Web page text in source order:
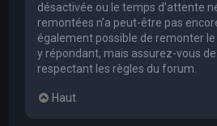
désactivée ou le temps d’attente
remontées n’a peut-être pas
également possible de remonter
y répondant, mais assurez-vous
respectant les règles du forum.
Haut